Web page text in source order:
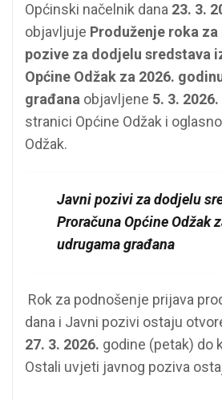
Općinski načelnik dana 23. 3.
objavljuje Produženje roka
pozive za dodjelu sredstava
Općine Odžak za 2026.
građana objavljene 5. 3. 2026.
stranici Općine Odžak i
Odžak.
Javni pozivi za dodjelu
Proračuna Općine Odžak
udrugama građana
Rok za podnošenje prijava
dana i Javni pozivi ostaju
27. 3. 2026. godine (petak) do
Ostali uvjeti javnog poziva